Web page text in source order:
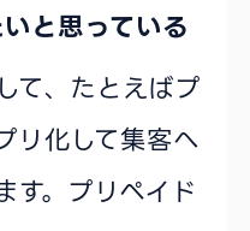
と思っている
て、たとえばプ
リ化して集客へ
す。プリペイド